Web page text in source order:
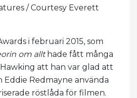
/ Courtesy Everett
i februari 2015, som
om allthade fått många
att han var glad att
Eddie Redmayne använda
röstlåda för filmen.